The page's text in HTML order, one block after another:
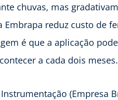
chuvas, mas
reduz custo de
é que a aplicação
a cada dois meses.
(Empresa